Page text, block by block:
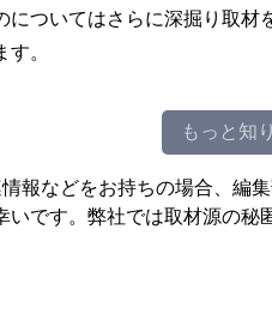
についてはさらに深掘り取
。
もっと知
報などをお持ちの場合、編
いです。弊社では取材源の秘